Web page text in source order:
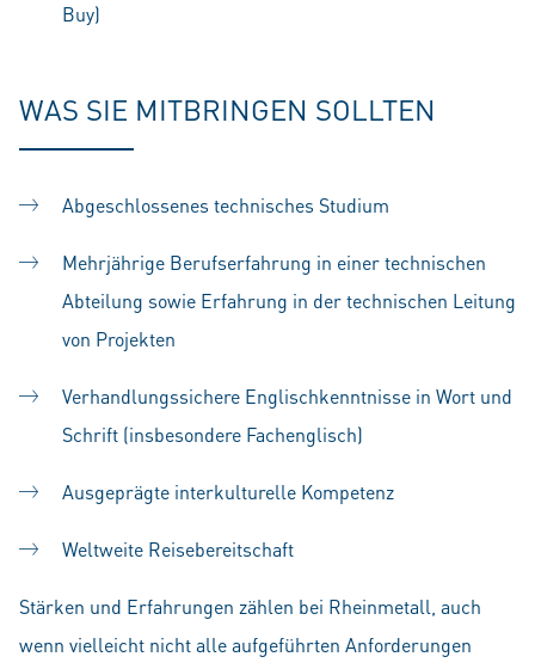
Buy)
WAS SIE MITBRINGEN SOLLTEN
Abgeschlossenes technisches Studium
Mehrjährige Berufserfahrung in einer technischen
Abteilung sowie Erfahrung in der technischen Leitung
von Projekten
Verhandlungssichere Englischkenntnisse in Wort und
Schrift (insbesondere Fachenglisch)
Ausgeprägte interkulturelle Kompetenz
Weltweite Reisebereitschaft
Stärken und Erfahrungen zählen bei Rheinmetall, auch
wenn vielleicht nicht alle aufgeführten Anforderungen